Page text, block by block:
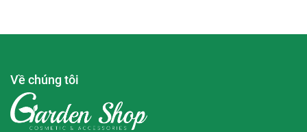
- Dành cho môi khô, nhiều tế bào chết.
✿Hướng dẫn sử dụng:
tiếp lên môi bằng chuyển động trượt qua lại trong khoảng
Về chúng tôi